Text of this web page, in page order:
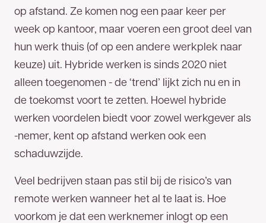
op afstand. Ze komen nog een paar keer per
week op kantoor, maar voeren een groot deel van
hun werk thuis (of op een andere werkplek naar
keuze) uit. Hybride werken is sinds 2020 niet
alleen toegenomen - de ‘trend’ lijkt zich nu en in
de toekomst voort te zetten. Hoewel hybride
werken voordelen biedt voor zowel werkgever als
-nemer, kent op afstand werken ook een
schaduwzijde.
Veel bedrijven staan pas stil bij de risico’s van
remote werken wanneer het al te laat is. Hoe
voorkom je dat een werknemer inlogt op een